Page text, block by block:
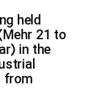
held
21 to
in the
from